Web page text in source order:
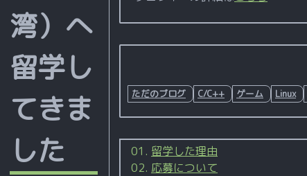
湾）へ
留学し
てきま
した
ただのブログ C/C++ ゲーム Linux
留学した理由
応募について